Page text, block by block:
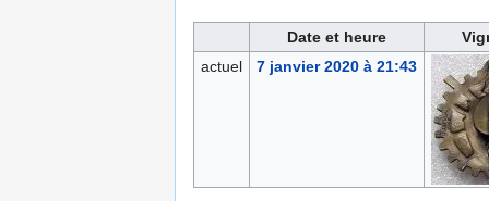
Date et heure
actuel
7 janvier 2020 à 21:43